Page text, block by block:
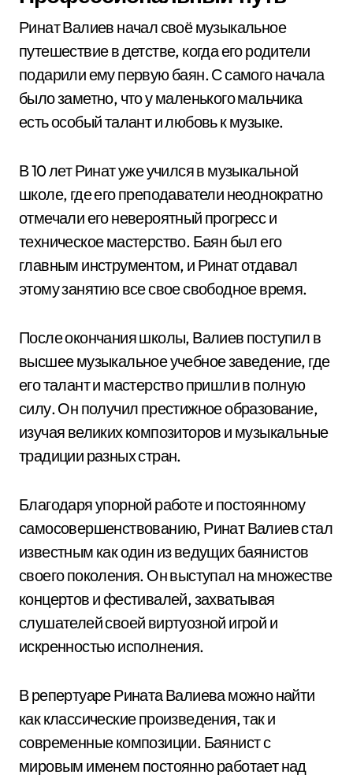
Ринат Валиев начал своё музыкальное
путешествие в детстве, когда его родители
подарили ему первую баян. С самого начала
было заметно, что у маленького мальчика
есть особый талант и любовь к музыке.
В 10 лет Ринат уже учился в музыкальной
школе, где его преподаватели неоднократно
отмечали его невероятный прогресс и
техническое мастерство. Баян был его
главным инструментом, и Ринат отдавал
этому занятию все свое свободное время.
После окончания школы, Валиев поступил в
высшее музыкальное учебное заведение, где
его талант и мастерство пришли в полную
силу. Он получил престижное образование,
изучая великих композиторов и музыкальные
традиции разных стран.
Благодаря упорной работе и постоянному
самосовершенствованию, Ринат Валиев стал
известным как один из ведущих баянистов
своего поколения. Он выступал на множестве
концертов и фестивалей, захватывая
слушателей своей виртуозной игрой и
искренностью исполнения.
В репертуаре Рината Валиева можно найти
как классические произведения, так и
современные композиции. Баянист с
мировым именем постоянно работает над